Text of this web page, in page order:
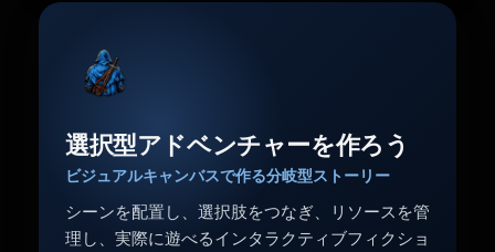
選択型アドベンチャーを作ろう
ビジュアルキャンバスで作る分岐型ストーリー
シーンを配置し、選択肢をつなぎ、リソースを管
理し、実際に遊べるインタラクティブフィクショ